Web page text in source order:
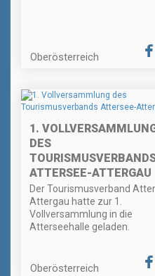
Oberösterreich
1.
DES
ATTERSEE-ATTERGAU
Der Tourismusverband
Attergau hatte zur 1.
Vollversammlung in die
Atterseehalle geladen.
Oberösterreich